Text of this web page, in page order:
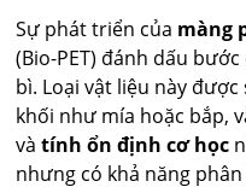
Sự phát triển của màng
(Bio-PET) đánh dấu
bì. Loại vật liệu này
khối như mía hoặc bắp,
vàtính ổn định cơ học
nhưng có khả năng